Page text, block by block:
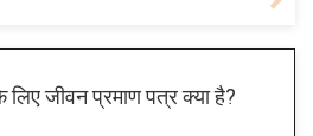
जीवन प्रमाण पत्र क्या है?